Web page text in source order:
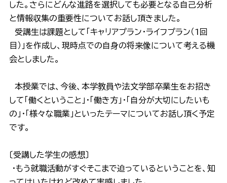
した。さらにどんな進路を選択しても必要となる自己分析
と情報収集の重要性についてお話し頂きました。
受講生は課題として「キャリアプラン・ライフプラン（1回
目）」を作成し、現時点での自身の将来像について考える機
会としました。
本授業では、今後、本学教員や法文学部卒業生をお招き
して「働くということ」・「働き方」・「自分が大切にしたいも
の」・「様々な職業」といったテーマについてお話し頂く予定
です。
〔受講した学生の感想〕
・もう就職活動がすぐそこまで迫っているということを、知